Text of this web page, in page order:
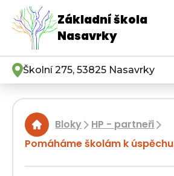
Základní škola
Nasavrky
Školní 275, 53825 Nasavrky
Bloky| HP - partneři|
Pomáháme školám k úspěchu